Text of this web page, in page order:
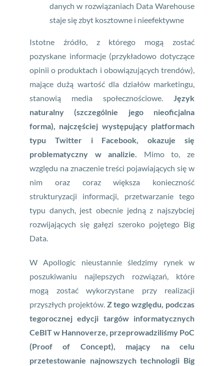
danych w rozwiązaniach Data Warehouse
staje się zbyt kosztowne i nieefektywne
Istotne źródło, z którego mogą zostać
pozyskane informacje (przykładowo dotyczące
opinii o produktach i obowiązujących trendów),
mające dużą wartość dla działów marketingu,
stanowią media społecznościowe.
Język
naturalny (szczególnie jego nieoficjalna
forma), najczęściej występujący platformach
typu Twitter i Facebook, okazuje się
problematyczny w analizie.
Mimo to, ze
względu na znaczenie treści pojawiających się w
nim oraz coraz większa konieczność
strukturyzacji informacji, przetwarzanie tego
typu danych, jest obecnie jedną z najszybciej
rozwijających się gałęzi szeroko pojętego Big
Data.
W Apollogic nieustannie śledzimy rynek w
poszukiwaniu najlepszych rozwiązań, które
mogą zostać wykorzystane przy realizacji
przyszłych projektów. Z tego względu, podczas
tegorocznej edycji targów informatycznych
CeBIT w Hannoverze, przeprowadziliśmy PoC
(Proof of Concept), mający na celu
przetestowanie najnowszych technologii Big